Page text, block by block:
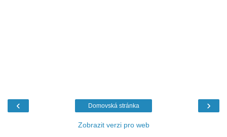
‹ ›
Domovská stránka
Zobrazit verzi pro web